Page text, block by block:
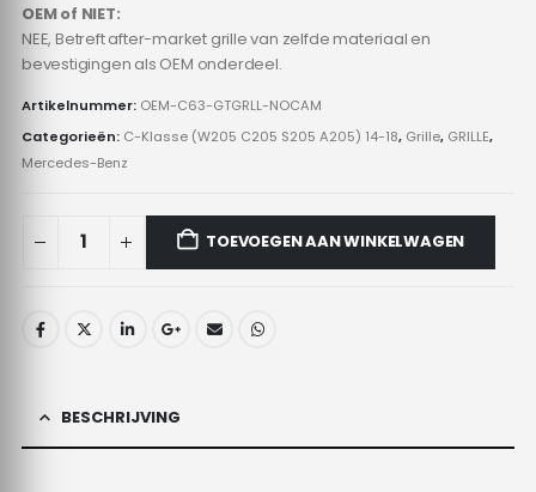
OEM of NIET:
NEE, Betreft after-market grille van zelfde materiaal en
bevestigingen als OEM onderdeel.
Artikelnummer: OEM-C63-GTGRLL-NOCAM
Categorieën: C-Klasse (W205 C205 S205 A205) 14-18, Grille, GRILLE,
Mercedes-Benz
TOEVOEGEN AAN WINKELWAGEN
BESCHRIJVING